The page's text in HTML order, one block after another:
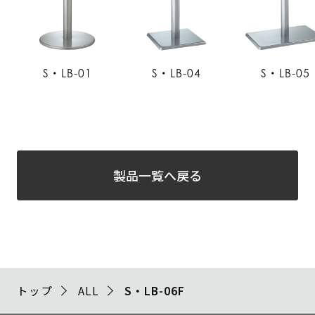
S・LB-01 S・LB-04 S・LB-05
製品一覧へ戻る
トップ ALL S・LB-06F